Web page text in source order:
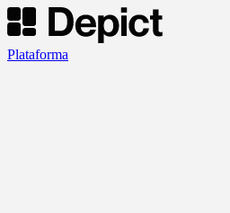
Plataforma